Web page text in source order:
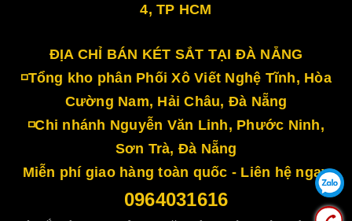
4, TP HCM
ĐỊA CHỈ BÁN KÉT SẮT TẠI ĐÀ NẴNG
◽Tổng kho phân Phối Xô Viết Nghệ Tĩnh, Hòa
Cường Nam, Hải Châu, Đà Nẵng
◽Chi nhánh Nguyễn Văn Linh, Phước Ninh,
Sơn Trà, Đà Nẵng
Miễn phí giao hàng toàn quốc - Liên hệ ngay
0964031616